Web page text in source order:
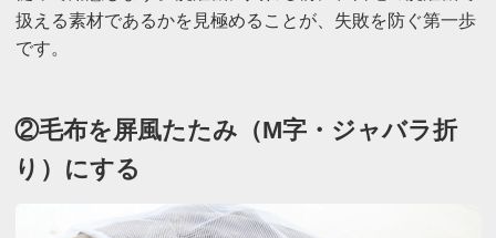
扱える素材であるかを見極めることが、失敗を防ぐ第一歩
です。
②毛布を屏風たたみ（M字・ジャバラ折
り）にする